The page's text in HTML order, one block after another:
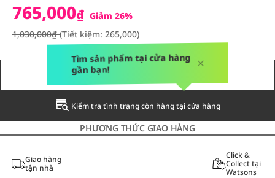
765,000₫ Giảm 26%
1,030,000₫(Tiết kiệm: 265,000)
THÔNG BÁO CHO TÔI
Kiểm tra tình trạng còn hàng tại cửa hàng
Tìm sản phẩm tại cửa hàng
gần bạn!
PHƯƠNG THỨC GIAO HÀNG
Giao hàng
tận nhà
Click &
Collect tại
Watsons